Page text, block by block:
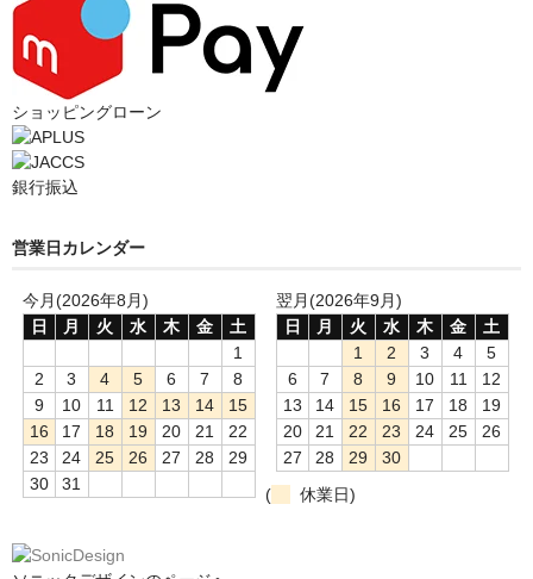
ショッピングローン
銀行振込
営業日カレンダー
今月(2026年8月)
日
月 火 水 木 金
土
1
2
3 4 5 6 7
8
9
10 11 12 13 14
15
16
17 18 19 20 21
22
23
24 25 26 27 28
29
30
31
翌月(2026年9月)
日
月 火 水 木 金
土
1
2 3 4
5
6
7 8 9 10 11
12
13
14 15 16 17 18
19
20
21 22 23 24 25
26
27
28 29
30
(
休業日)